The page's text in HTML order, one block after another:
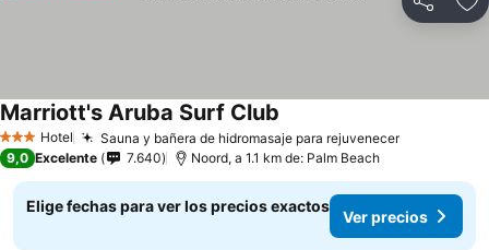
Compartir
3 Estrellas
Hotel Sauna y bañera de hidromasaje para rejuvenecer
Marriott's Aruba Surf Club
9,0 Excelente 7.640 Noord, a 1.1 km de: Palm Beach
Elige fechas para ver los precios exactos
Ver precios